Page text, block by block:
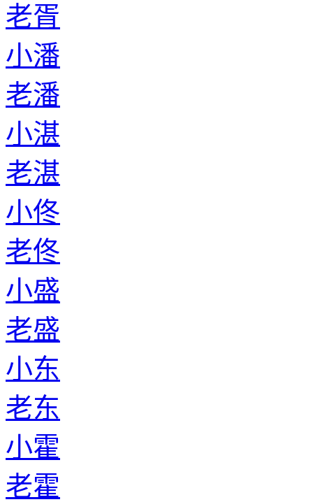
老胥
小潘
老潘
小湛
老湛
小佟
老佟
小盛
老盛
小东
老东
小霍
老霍